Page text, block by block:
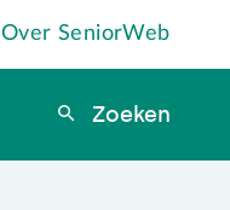
Over SeniorWeb
Zoeken
Zoeken